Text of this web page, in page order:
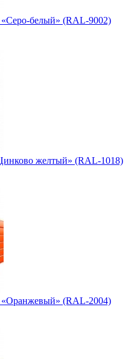
белый» (RAL-9002)
желтый» (RAL-1018)
«Оранжевый» (RAL-2004)